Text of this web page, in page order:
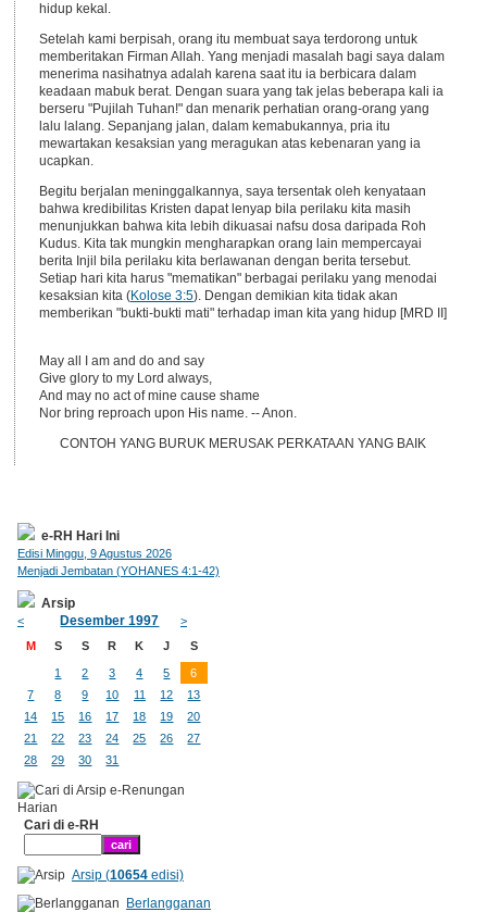
hidup kekal.
Setelah kami berpisah, orang itu membuat saya terdorong untuk
memberitakan Firman Allah. Yang menjadi masalah bagi saya dalam
menerima nasihatnya adalah karena saat itu ia berbicara dalam
keadaan mabuk berat. Dengan suara yang tak jelas beberapa kali ia
berseru "Pujilah Tuhan!" dan menarik perhatian orang-orang yang
lalu lalang. Sepanjang jalan, dalam kemabukannya, pria itu
mewartakan kesaksian yang meragukan atas kebenaran yang ia
ucapkan.
Begitu berjalan meninggalkannya, saya tersentak oleh kenyataan
bahwa kredibilitas Kristen dapat lenyap bila perilaku kita masih
menunjukkan bahwa kita lebih dikuasai nafsu dosa daripada Roh
Kudus. Kita tak mungkin mengharapkan orang lain mempercayai
berita Injil bila perilaku kita berlawanan dengan berita tersebut.
Setiap hari kita harus "mematikan" berbagai perilaku yang menodai
kesaksian kita (Kolose 3:5). Dengan demikian kita tidak akan
memberikan "bukti-bukti mati" terhadap iman kita yang hidup [MRD II]
May all I am and do and say
Give glory to my Lord always,
And may no act of mine cause shame
Nor bring reproach upon His name. -- Anon.
CONTOH YANG BURUK MERUSAK PERKATAAN YANG BAIK
e-RH Hari Ini
Edisi Minggu, 9 Agustus 2026
Menjadi Jembatan (YOHANES 4:1-42)
Arsip
< Desember 1997
>
M
S S R K J S
1 2 3 4 5
6
7
8 9 10 11 12
13
14
15 16 17 18 19
20
21
22 23 24 25 26
27
28
29 30 31
Cari di e-RH
Arsip (10654edisi)
Berlangganan